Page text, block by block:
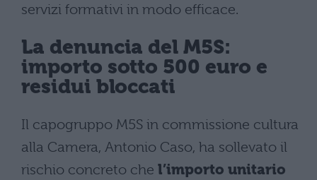
servizi formativi in modo efficace.
La denuncia del M5S:
importo sotto 500 euro e
residui bloccati
Il capogruppo M5S in commissione cultura
alla Camera, Antonio Caso, ha sollevato il
rischio concreto che l’importo unitario